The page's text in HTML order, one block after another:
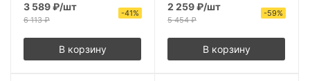
3 589₽/шт
6 113₽
-41%
В корзину
2 259₽/шт
5 454₽
-59%
В корзину